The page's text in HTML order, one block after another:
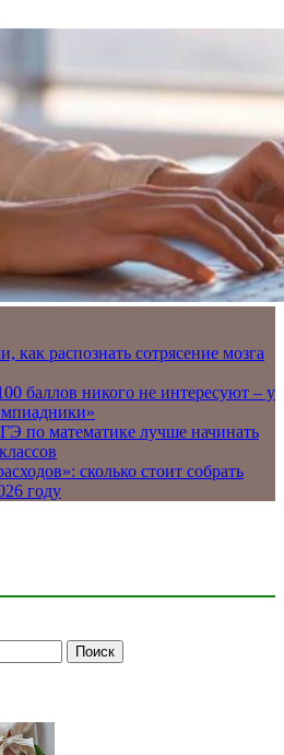
как распознать сотрясение мозга
баллов никого не интересуют – у
по математике лучше начинать
сколько стоит собрать
году